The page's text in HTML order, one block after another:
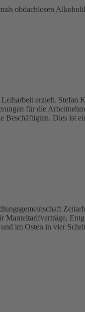
obdachlosen
erzielt. Stefan
für die
Beschäftigten. Dies ist
Manteltarifverträge,
im Osten in vier